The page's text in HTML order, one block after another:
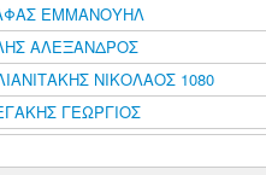
ΕΜΜΑΝΟΥΗΛ
ΑΛΕΞΑΝΔΡΟΣ
ΝΙΚΟΛΑΟΣ 1080
ΓΕΩΡΓΙΟΣ